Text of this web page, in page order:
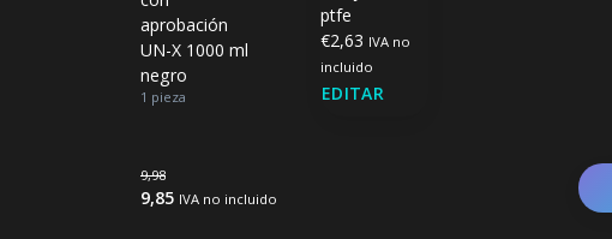
aprobación
UN-X 1000 ml
negro
1 pieza
ptfe
€2,63 IVA no
incluido
EDITAR
9,98
9,85 IVA no incluido